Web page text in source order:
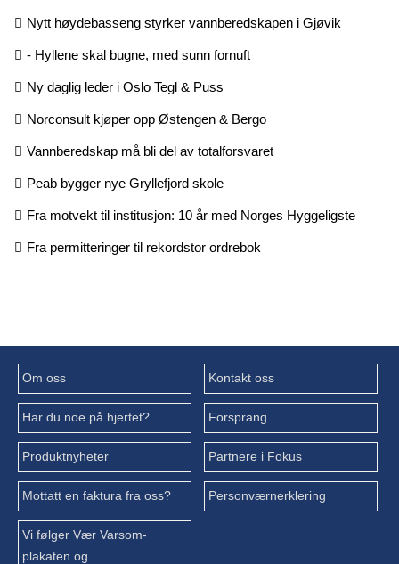
Nytt høydebasseng styrker vannberedskapen i Gjøvik
- Hyllene skal bugne, med sunn fornuft
Ny daglig leder i Oslo Tegl & Puss
Norconsult kjøper opp Østengen & Bergo
Vannberedskap må bli del av totalforsvaret
Peab bygger nye Gryllefjord skole
Fra motvekt til institusjon: 10 år med Norges Hyggeligste
Fra permitteringer til rekordstor ordrebok
Om oss Kontakt oss
Har du noe på hjertet? Forsprang
Produktnyheter Partnere i Fokus
Mottatt en faktura fra oss? Personværnerklering
Vi følger Vær Varsom-
plakaten og